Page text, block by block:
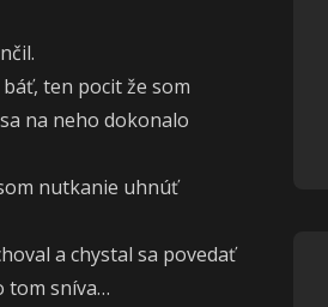
ten pocit že som
na neho dokonalo
nutkanie uhnúť
a chystal sa povedať
tom sníva…